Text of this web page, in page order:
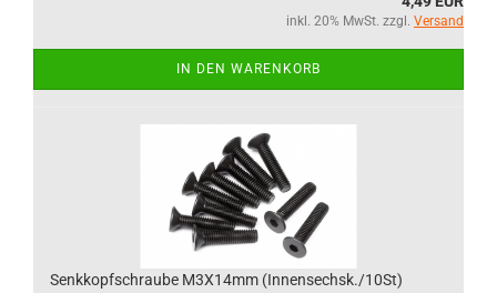
inkl. 20% MwSt. zzgl. Versand
IN DEN WARENKORB
Senkkopfschraube M3X14mm (Innensechsk./10St)